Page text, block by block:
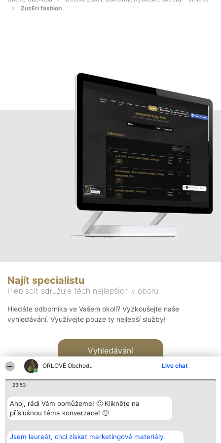
ORLOVÉ Obchodu Live chat
23:53
Ahoj, rádi Vám pomůžeme! 🙂 Klikněte na
příslušnou téma konverzace! 🙂
Jsem laureát, chci získat marketingové materiály.
ZuzEri fashion
Najít specialistu
Plebiscit sdružuje těch nejlepších v oboru
Hledáte odborníka ve Vašem okolí? Vyzkoušejte naše
vyhledávání. Využívejte pouze ty nejlepší služby!
Vyhledávání
Bright Side Solutions sp. z o.
o. sp. k.
Vítězové
Seznam všech
Kontakt